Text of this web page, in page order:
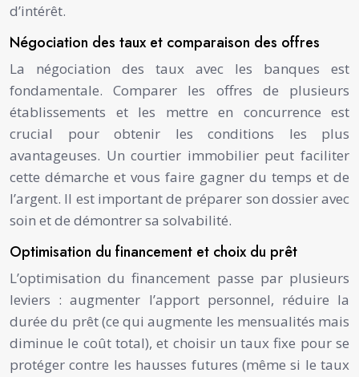
d’intérêt.
Négociation des taux et comparaison des offres
La négociation des taux avec les banques est
fondamentale. Comparer les offres de plusieurs
établissements et les mettre en concurrence est
crucial pour obtenir les conditions les plus
avantageuses. Un courtier immobilier peut faciliter
cette démarche et vous faire gagner du temps et de
l’argent. Il est important de préparer son dossier avec
soin et de démontrer sa solvabilité.
Optimisation du financement et choix du prêt
L’optimisation du financement passe par plusieurs
leviers : augmenter l’apport personnel, réduire la
durée du prêt (ce qui augmente les mensualités mais
diminue le coût total), et choisir un taux fixe pour se
protéger contre les hausses futures (même si le taux